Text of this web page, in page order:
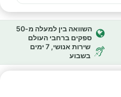
השוואה בין למעלה מ-50
ספקים ברחבי העולם
שירות אנושי, 7 ימים
בשבוע